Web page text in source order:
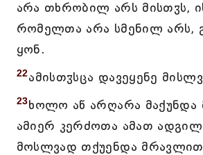
არა თხრობილ არს მისთჳს,
რომელთა არა სმენილ არს,
ყონ.
22ამისთჳსცა დავეყენე
23ხოლო აწ არღარა მაქუნდა
ამიერ კერძოთა ამათ
მოსლვად თქუენდა